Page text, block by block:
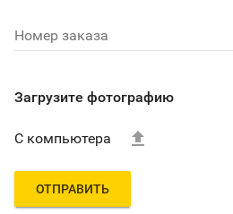
Номер заказа
Загрузите фотографию
С компьютера 
ОТПРАВИТЬ